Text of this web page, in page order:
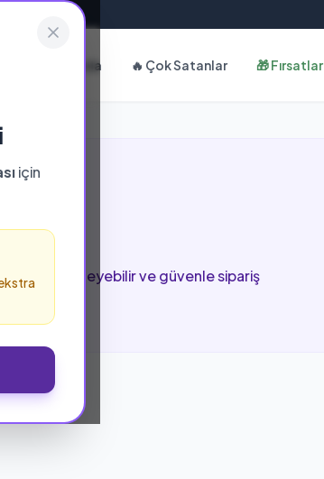
için
Hakkımızda 🔥 Çok Satanlar 🎁 Fırsatlar
inceleyebilir ve güvenle sipariş